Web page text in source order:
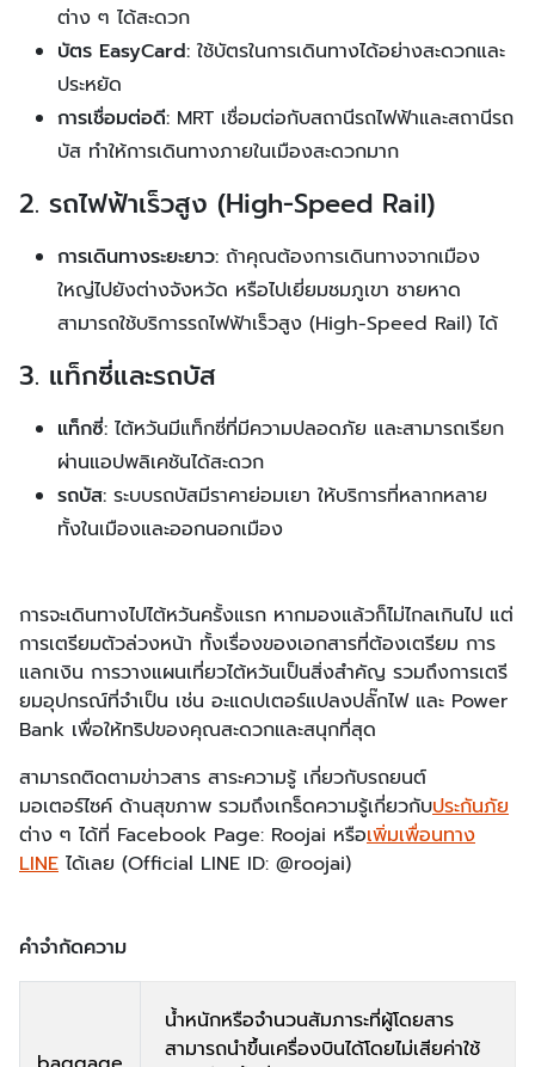
ต่าง ๆ ได้สะดวก
บัตร EasyCard: ใช้บัตรในการเดินทางได้อย่างสะดวกและ
ประหยัด
การเชื่อมต่อดี: MRT เชื่อมต่อกับสถานีรถไฟฟ้าและสถานีรถ
บัส ทำให้การเดินทางภายในเมืองสะดวกมาก
2. รถไฟฟ้าเร็วสูง (High-Speed Rail)
การเดินทางระยะยาว: ถ้าคุณต้องการเดินทางจากเมือง
ใหญ่ไปยังต่างจังหวัด หรือไปเยี่ยมชมภูเขา ชายหาด
สามารถใช้บริการรถไฟฟ้าเร็วสูง (High-Speed Rail) ได้
3. แท็กซี่และรถบัส
แท็กซี่: ไต้หวันมีแท็กซี่ที่มีความปลอดภัย และสามารถเรียก
ผ่านแอปพลิเคชันได้สะดวก
รถบัส: ระบบรถบัสมีราคาย่อมเยา ให้บริการที่หลากหลาย
ทั้งในเมืองและออกนอกเมือง
การจะเดินทางไปไต้หวันครั้งแรก หากมองแล้วก็ไม่ไกลเกินไป แต่
การเตรียมตัวล่วงหน้า ทั้งเรื่องของเอกสารที่ต้องเตรียม การ
แลกเงิน การวางแผนเที่ยวไต้หวันเป็นสิ่งสำคัญ รวมถึงการเตรี
ยมอุปกรณ์ที่จำเป็น เช่น อะแดปเตอร์แปลงปลั๊กไฟ และ Power
Bank เพื่อให้ทริปของคุณสะดวกและสนุกที่สุด
​​สามารถติดตามข่าวสาร สาระความรู้ เกี่ยวกับรถยนต์
มอเตอร์ไซค์ ด้านสุขภาพ รวมถึงเกร็ดความรู้เกี่ยวกับ​ประกันภัย
ต่าง ๆ ได้ที่ Facebook Page: Roojai หรือ​เพิ่มเพื่อนทาง
LINE ​ ได้เลย (Official LINE ID: @roojai)
คำจำกัดความ
น้ำหนักหรือจำนวนสัมภาระที่ผู้โดยสาร
สามารถนำขึ้นเครื่องบินได้โดยไม่เสียค่าใช้